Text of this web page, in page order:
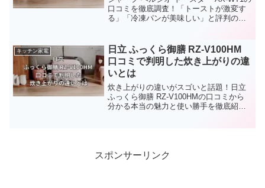
口コミを徹底調査！「トーストが激変す
る」「冷凍パンが美味しい」と評判の理
で、あなたの朝食をホテルのような贅沢
な時間に変えましょう。
キッチン家電
日立 ふっくら御膳 RZ-V100HM
口コミで判明した炊き上がりの違
いとは
炊き上がりの違いがスゴいと話題！日立
ふっくら御膳 RZ-V100HMの口コミから
分かる本当の魅力と使い勝手を徹底紹
スポンサーリンク